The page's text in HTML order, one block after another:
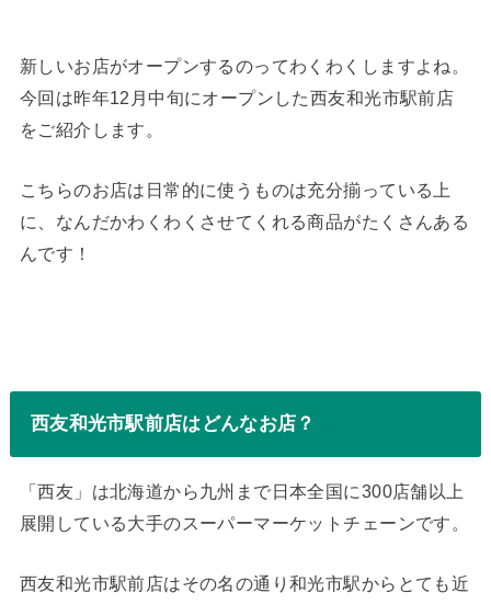
新しいお店がオープンするのってわくわくしますよね。
今回は昨年12月中旬にオープンした西友和光市駅前店
をご紹介します。
こちらのお店は日常的に使うものは充分揃っている上
に、なんだかわくわくさせてくれる商品がたくさんある
んです！
西友和光市駅前店はどんなお店？
「西友」は北海道から九州まで日本全国に300店舗以上
展開している大手のスーパーマーケットチェーンです。
西友和光市駅前店はその名の通り和光市駅からとても近